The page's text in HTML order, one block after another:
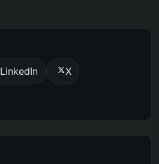
LinkedIn X